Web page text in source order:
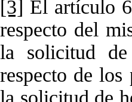
[3] El artículo
respecto del
la solicitud
respecto de los